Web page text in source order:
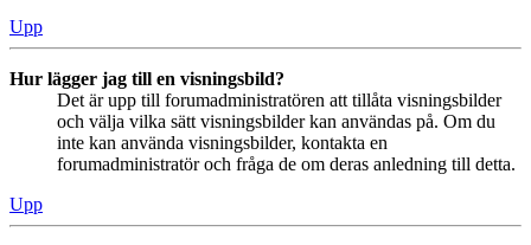
Upp
Hur lägger jag till en visningsbild?
Det är upp till forumadministratören att tillåta visningsbilder
och välja vilka sätt visningsbilder kan användas på. Om du
inte kan använda visningsbilder, kontakta en
forumadministratör och fråga de om deras anledning till detta.
Upp